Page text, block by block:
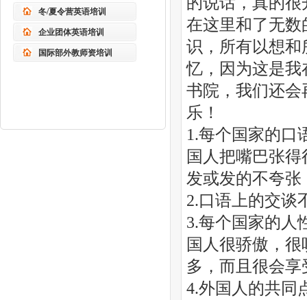
在这里和了无
识，所有以想
忆，因为这是
书院，我们还
乐！
1.每个国家的口
国人把嘴巴张
发或发的不夸张
2.口语上的交谈
3.每个国家的人
国人很骄傲，
多，而且很会享
4.外国人的共同
冬/夏令营英语培训
企业团体英语培训
国际部外教师资培训